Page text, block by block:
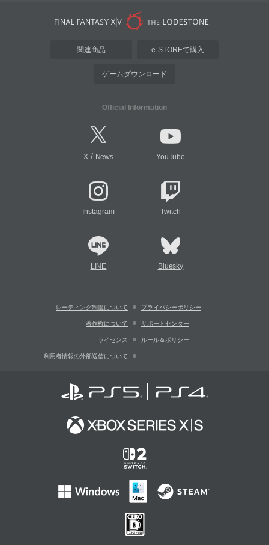
関連商品 e-STOREで購入
ゲームダウンロード
Official Information
X/ News YouTube
Instagram Twitch
LINE Bluesky
レーティング制度について プライバシーポリシー
著作権について サポートセンター
ライセンス ルール＆ポリシー
利用者情報の外部送信について